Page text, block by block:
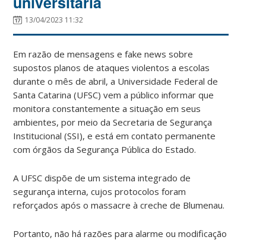
13/04/2023 11:32
Em razão de mensagens e fake news sobre
supostos planos de ataques violentos a escolas
durante o mês de abril, a Universidade Federal de
Santa Catarina (UFSC) vem a público informar que
monitora constantemente a situação em seus
ambientes, por meio da Secretaria de Segurança
Institucional (SSI), e está em contato permanente
com órgãos da Segurança Pública do Estado.
A UFSC dispõe de um sistema integrado de
segurança interna, cujos protocolos foram
reforçados após o massacre à creche de Blumenau.
Portanto, não há razões para alarme ou modificação